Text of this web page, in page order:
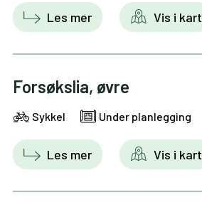
Les mer Vis i kart
Forsøkslia, øvre
Sykkel Under planlegging
Les mer Vis i kart